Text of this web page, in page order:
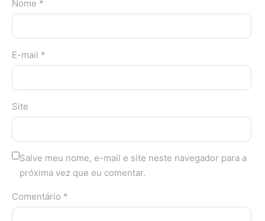
Nome *
E-mail *
Site
Salve meu nome, e-mail e site neste navegador para a
próxima vez que eu comentar.
Comentário *